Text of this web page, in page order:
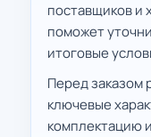
поставщиков и
поможет
итоговые
Перед заказом
ключевые
комплектацию